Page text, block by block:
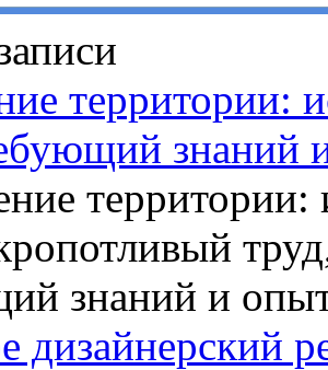
территории:
знаний
дизайнерский